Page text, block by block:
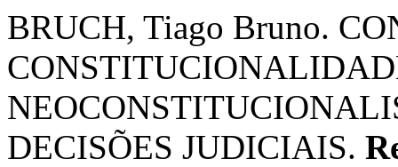
BRUCH, Tiago Bruno.
DECISÕES JUDICIAIS.